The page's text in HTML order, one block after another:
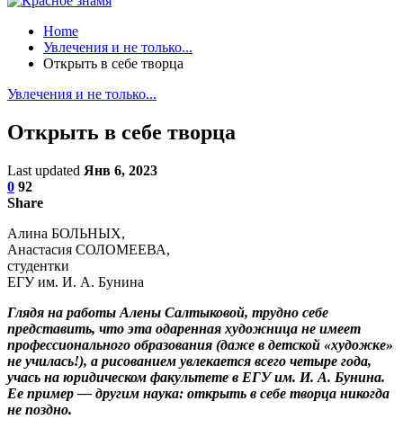
Home
Увлечения и не только...
Открыть в себе творца
Увлечения и не только...
Открыть в себе творца
Last updated Янв 6, 2023
0 92
Share
Алина БОЛЬНЫХ,
Анастасия СОЛОМЕЕВА,
студентки
ЕГУ им. И. А. Бунина
Глядя на работы Алены Салтыковой, трудно себе
представить, что эта одаренная художница не имеет
профессионального образования (даже в детской «художке»
не училась!), а рисованием увлекается всего четыре года,
учась на юридическом факультете в ЕГУ им. И. А. Бунина.
Ее пример — другим наука: открыть в себе творца никогда
не поздно.